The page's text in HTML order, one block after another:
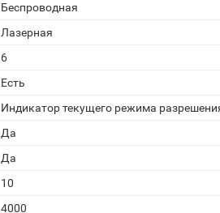
Беспроводная
Лазерная
6
Есть
Индикатор текущего режима
Да
Да
10
4000